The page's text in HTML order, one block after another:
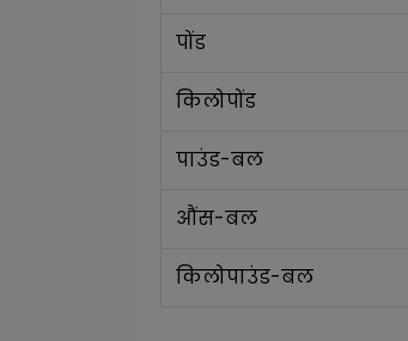
पोंड
किलोपोंड
पाउंड-बल
औंस-बल
किलोपाउंड-बल